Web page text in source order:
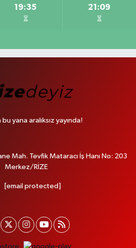
19:35 21:09
yana aralıksız yayında!
Mah. Tevfik Mataracı İş Hanı No: 203
Merkez/RİZE
[email protected]